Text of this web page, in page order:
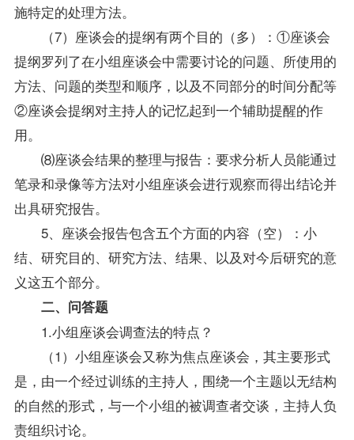
施特定的处理方法。
（7）座谈会的提纲有两个目的（多）：①座谈会
提纲罗列了在小组座谈会中需要讨论的问题、所使用的
方法、问题的类型和顺序，以及不同部分的时间分配等
②座谈会提纲对主持人的记忆起到一个辅助提醒的作
用。
⑻座谈会结果的整理与报告：要求分析人员能通过
笔录和录像等方法对小组座谈会进行观察而得出结论并
出具研究报告。
5、座谈会报告包含五个方面的内容（空）：小
结、研究目的、研究方法、结果、以及对今后研究的意
义这五个部分。
二、问答题
1.小组座谈会调查法的特点？
（1）小组座谈会又称为焦点座谈会，其主要形式
是，由一个经过训练的主持人，围绕一个主题以无结构
的自然的形式，与一个小组的被调查者交谈，主持人负
责组织讨论。